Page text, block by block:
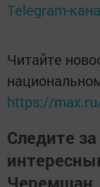
Telegram-
Читайте
https://
Следите